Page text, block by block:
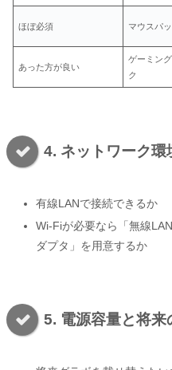
ほぼ必須 マウスパ
あった方が良い
ゲーミン
ク
4. ネットワーク環
有線LANで接続できるか
Wi-Fiが必要なら「無線
ダプタ」を用意するか
5. 電源容量と将